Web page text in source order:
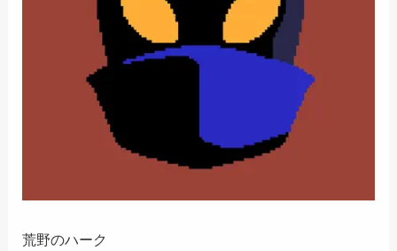
荒野のハーク